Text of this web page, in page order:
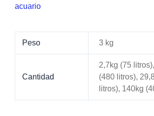
acuario
Peso 3 kg
Cantidad
2,7kg (75
(480 litros),
litros), 140kg